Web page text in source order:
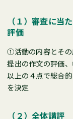
（１）審査に当
評価
①活動の内容とそ
提出の作文の評価
以上の４点で総合
を決定
（２）全体講評